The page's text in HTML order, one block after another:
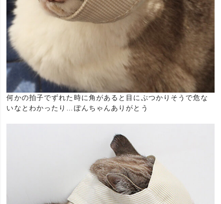
何かの拍子でずれた時に角があると目にぶつかりそうで危な
いなとわかったり…ぽんちゃんありがとう